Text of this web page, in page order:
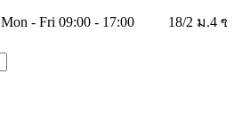
Mon - Fri 09:00 - 17:00 18/2 ม.4